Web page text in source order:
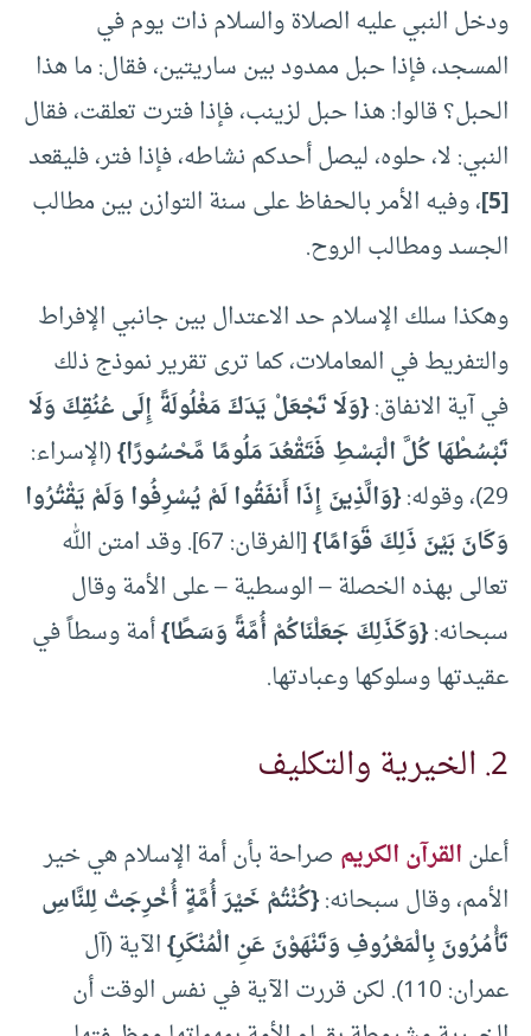
ودخل النبي عليه الصلاة والسلام ذات يوم في
المسجد، فإذا حبل ممدود بين ساريتين، فقال: ما هذا
الحبل؟ قالوا: هذا حبل لزينب، فإذا فترت تعلقت، فقال
النبي: لا، حلوه، ليصل أحدكم نشاطه، فإذا فتر، فليقعد
[5] ، وفيه الأمر بالحفاظ على سنة التوازن بين مطالب
الجسد ومطالب الروح.
وهكذا سلك الإسلام حد الاعتدال بين جانبي الإفراط
والتفريط في المعاملات، كما ترى تقرير نموذج ذلك
في آية الانفاق:{وَلَا تَجْعَلْ يَدَكَ مَغْلُولَةً إِلَى عُنُقِكَ وَلَا
تَبْسُطْهَا كُلَّ الْبَسْطِ فَتَقْعُدَ مَلُومًا مَّحْسُورًا}(الإسراء:
29)، وقوله:
{وَالَّذِينَ إِذَا أَنفَقُوا لَمْ يُسْرِفُوا وَلَمْ يَقْتُرُوا
وَكَانَ بَيْنَ ذَلِكَ قَوَامًا}
[الفرقان: 67]. وقد امتن الله
تعالى بهذه الخصلة – الوسطية – على الأمة وقال
سبحانه:{وَكَذَلِكَ جَعَلْنَاكُمْ أُمَّةً وَسَطًا}أمة وسطاً في
عقيدتها وسلوكها وعبادتها.
2. الخيرية والتكليف
أعلنالقرآن الكريم صراحة بأن أمة الإسلام هي خير
الأمم، وقال سبحانه:{كُنْتُمْ خَيْرَ أُمَّةٍ أُخْرِجَتْ لِلنَّاسِ
تَأْمُرُونَ بِالْمَعْرُوفِ وَتَنْهَوْنَ عَنِ الْمُنْكَرِ}الآية (آل
عمران: 110). لكن قررت الآية في نفس الوقت أن